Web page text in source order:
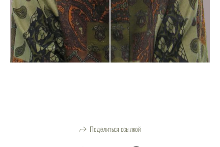
Поделиться ссылкой